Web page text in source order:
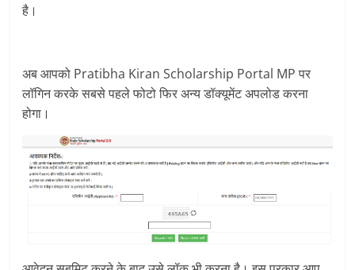
है।
अब आपको Pratibha Kiran Scholarship Portal MP पर
लॉगिन करके सबसे पहले फोटो फिर अन्य डॉक्यूमेंट अपलोड करना
होगा।